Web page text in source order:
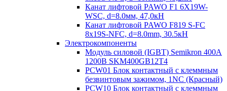
Канат лифтовой PAWO F1 6X19W-
WSC, d=8.0мм, 47,0кН
Канат лифтовой PAWO F819 S-FC
8х19S-NFC, d=8.0mm, 30.5кН
Электрокомпоненты
Модуль силовой (IGBT) Semikron 400А
1200В SKM400GB12T4
PCW01 Блок контактный с клеммным
безвинтовым зажимом, 1NC (Красный)
PCW10 Блок контактный с клеммным